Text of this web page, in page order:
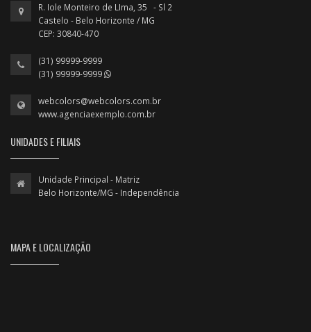
R. Iole Monteiro de LIma, 35 - Sl 2
Castelo - Belo Horizonte / MG
CEP: 30840-470
(31) 99999-9999
(31) 99999-9999
webcolors@webcolors.com.br
www.agenciaexemplo.com.br
UNIDADES E FILIAIS
Unidade Principal - Matriz
Belo Horizonte/MG - Independência
MAPA E LOCALIZAÇÃO